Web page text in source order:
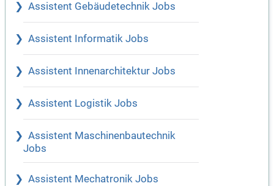
Assistent Gebäudetechnik Jobs
Assistent Informatik Jobs
Assistent Innenarchitektur Jobs
Assistent Logistik Jobs
Assistent Maschinenbautechnik
Jobs
Assistent Mechatronik Jobs